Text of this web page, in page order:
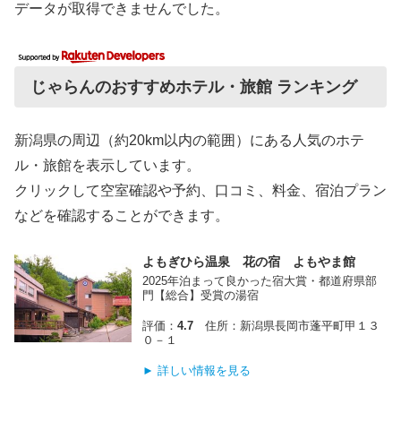
データが取得できませんでした。
じゃらんのおすすめホテル・旅館 ランキング
新潟県の周辺（約20km以内の範囲）にある人気のホテ
ル・旅館を表示しています。
クリックして空室確認や予約、口コミ、料金、宿泊プラン
などを確認することができます。
よもぎひら温泉 花の宿 よもやま館
2025年泊まって良かった宿大賞・都道府県部
門【総合】受賞の湯宿
評価：4.7 住所：新潟県長岡市蓬平町甲１３
０－１
► 詳しい情報を見る